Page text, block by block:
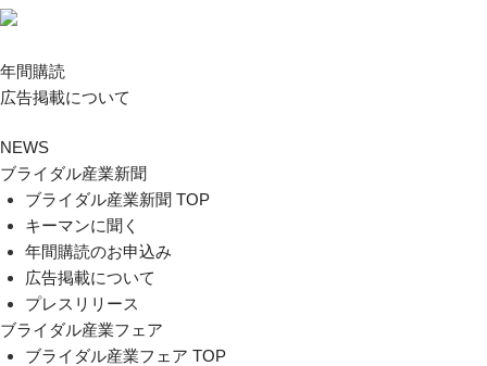
年間購読
広告掲載について
NEWS
ブライダル産業新聞
ブライダル産業新聞 TOP
キーマンに聞く
年間購読のお申込み
広告掲載について
プレスリリース
ブライダル産業フェア
ブライダル産業フェア TOP